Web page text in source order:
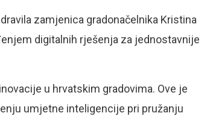
zamjenica gradonačelnika Kristina
digitalnih rješenja za jednostavnije
u hrvatskim gradovima. Ove je
umjetne inteligencije pri pružanju